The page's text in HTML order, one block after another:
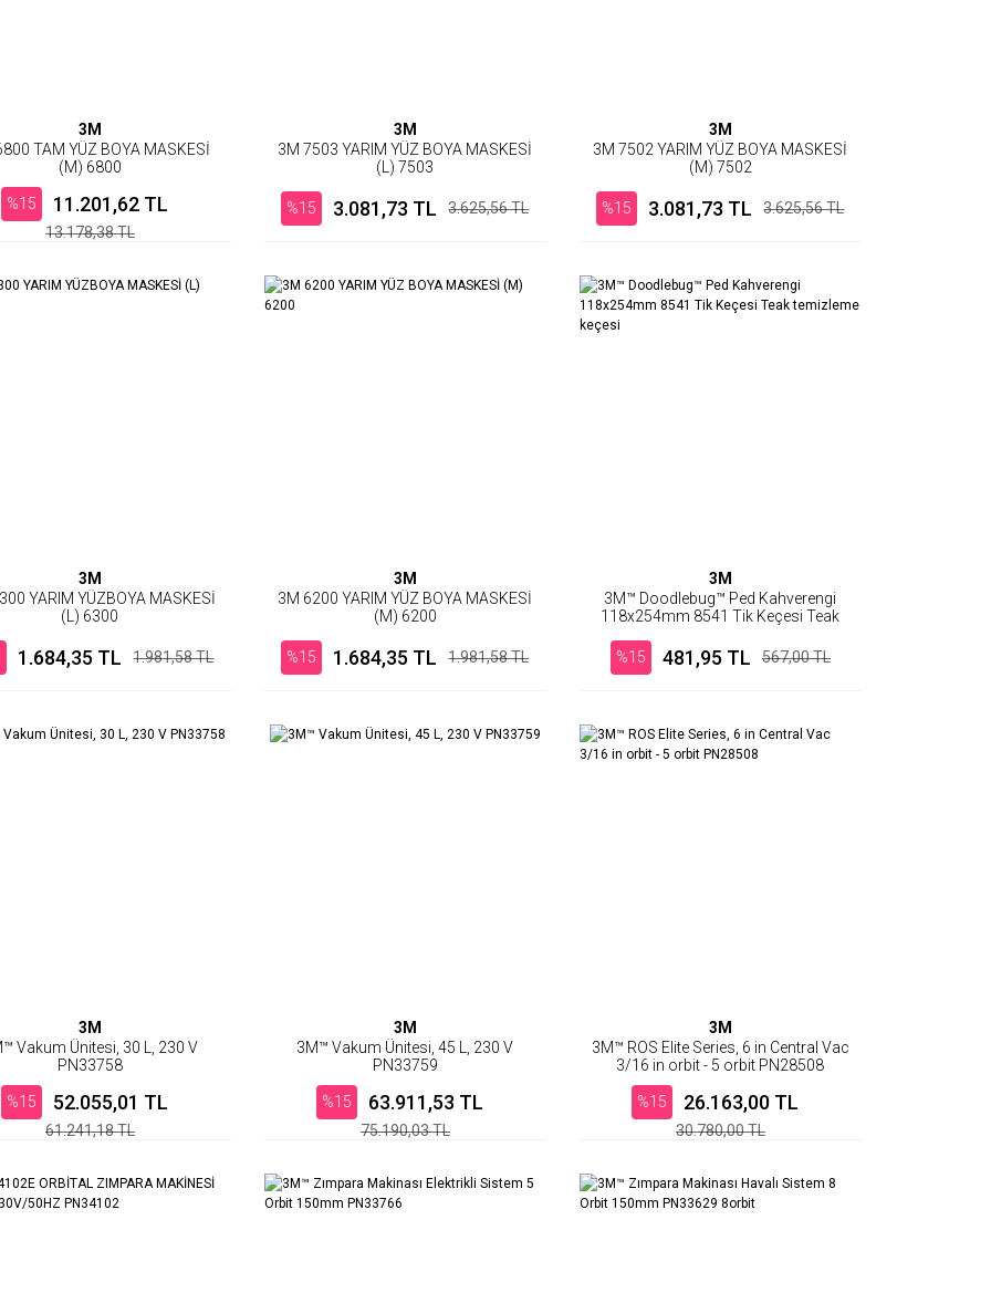
3M
TAM YÜZ BOYA MASKESİ
(M) 6800
%15 11.201,62 TL
13.178,38 TL
3M
3M 7503 YARIM YÜZ BOYA MASKESİ
(L) 7503
%15 3.081,73 TL 3.625,56 TL
3M
3M 7502 YARIM YÜZ BOYA MASKESİ
(M) 7502
%15 3.081,73 TL 3.625,56 TL
3M
YARIM YÜZBOYA MASKESİ
(L) 6300
1.684,35 TL 1.981,58 TL
3M
3M 6200 YARIM YÜZ BOYA MASKESİ
(M) 6200
%15 1.684,35 TL 1.981,58 TL
3M
3M™ Doodlebug™ Ped Kahverengi
118x254mm 8541 Tik Keçesi Teak
%15
481,95 TL 567,00 TL
3M
Vakum Ünitesi, 30 L, 230 V
PN33758
%15 52.055,01 TL
61.241,18 TL
3M
3M™ Vakum Ünitesi, 45 L, 230 V
PN33759
%15 63.911,53 TL
75.190,03 TL
3M
3M™ ROS Elite Series, 6 in Central Vac
3/16 in orbit - 5 orbit PN28508
%15 26.163,00 TL
30.780,00 TL